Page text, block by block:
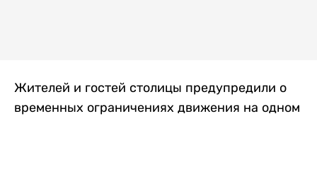
Жителей и гостей столицы предупредили о
временных ограничениях движения на одном